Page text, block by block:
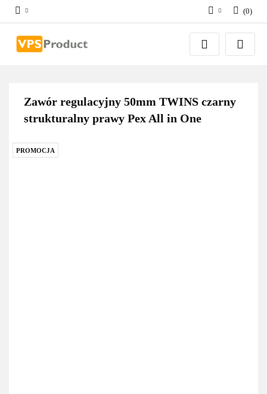
Zaloguj się
Zarejestruj się
(0)
Zawór regulacyjny 50mm TWINS czarny
strukturalny prawy Pex All in One
PROMOCJA